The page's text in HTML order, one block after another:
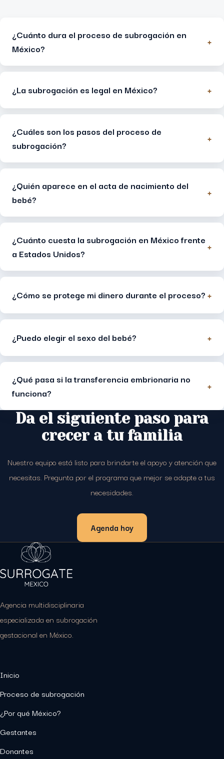
¿Cuánto dura el proceso de subrogación en
México?
+
¿La subrogación es legal en México? +
¿Cuáles son los pasos del proceso de
subrogación?
+
¿Quién aparece en el acta de nacimiento del
bebé?
+
¿Cuánto cuesta la subrogación en México frente
a Estados Unidos?
+
¿Cómo se protege mi dinero durante el proceso?+
¿Puedo elegir el sexo del bebé? +
¿Qué pasa si la transferencia embrionaria no
funciona?
+
Da el siguiente paso para
crecer a tu familia
Nuestro equipo está listo para brindarte el apoyo y atención que
necesitas. Pregunta por el programa que mejor se adapte a tus
necesidades.
Agenda hoy
Agencia multidisciplinaria
especializada en subrogación
gestacional en México.
Inicio
Proceso de subrogación
¿Por qué México?
Gestantes
Donantes